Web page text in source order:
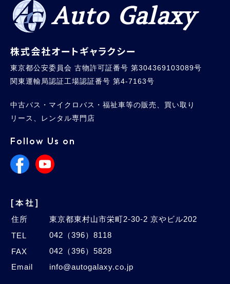
Auto Galaxy
株式会社オートギャラクシー
東京都公安委員会 古物許可証番号 第304369103089号
関東運輸局認証工場認証番号 第4-7163号
中古バス・マイクロバス・福祉車等の販売、買い取り
リース、レンタル専門店
Follow Us on
[本社]
住所
東京都東村山市栄町2-30-2 京やビル202
TEL
042（396）8118
FAX
042（396）5828
Email
info@autogalaxy.co.jp